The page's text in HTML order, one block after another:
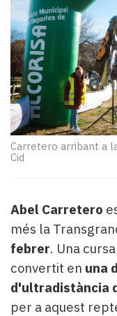
Reportatges
Entrevistes
Enquestes
A
escena!
Dis
la
teva!
Subscriptors
La
Pallars
Contingut
patrocinat
més
llegit...
Editorial
Carretero arribant a
Cid
Abel Carretero
més la
febrer. Una
convertit en una
d'ultradistància
per a aquest